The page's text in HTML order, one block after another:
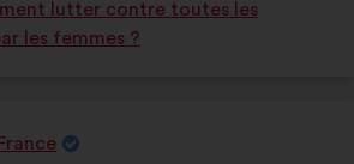
as:
lutter contre toutes les
les femmes ?